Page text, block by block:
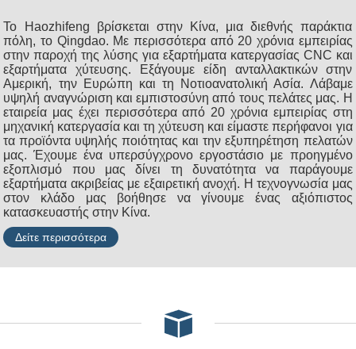
Το Haozhifeng βρίσκεται στην Κίνα, μια διεθνής παράκτια
πόλη, το Qingdao. Με περισσότερα από 20 χρόνια εμπειρίας
στην παροχή της λύσης για εξαρτήματα κατεργασίας CNC και
εξαρτήματα χύτευσης. Εξάγουμε είδη ανταλλακτικών στην
Αμερική, την Ευρώπη και τη Νοτιοανατολική Ασία. Λάβαμε
υψηλή αναγνώριση και εμπιστοσύνη από τους πελάτες μας. Η
εταιρεία μας έχει περισσότερα από 20 χρόνια εμπειρίας στη
μηχανική κατεργασία και τη χύτευση και είμαστε περήφανοι για
τα προϊόντα υψηλής ποιότητας και την εξυπηρέτηση πελατών
μας. Έχουμε ένα υπερσύγχρονο εργοστάσιο με προηγμένο
εξοπλισμό που μας δίνει τη δυνατότητα να παράγουμε
εξαρτήματα ακριβείας με εξαιρετική ανοχή. Η τεχνογνωσία μας
στον κλάδο μας βοήθησε να γίνουμε ένας αξιόπιστος
κατασκευαστής στην Κίνα.
Δείτε περισσότερα